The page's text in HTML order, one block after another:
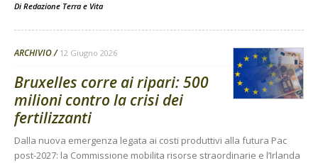
Di Redazione Terra e Vita
ARCHIVIO 12 Giugno 2026
Bruxelles corre ai ripari: 500
milioni contro la crisi dei
fertilizzanti
Dalla nuova emergenza legata ai costi produttivi alla futura Pac
post-2027: la Commissione mobilita risorse straordinarie e l’Irlanda